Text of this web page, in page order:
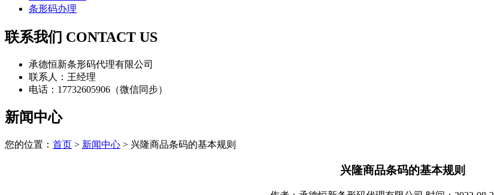
条形码办理
联系我们 CONTACT US
承德恒新条形码代理有限公司
联系人：王经理
电话：17732605906（微信同步）
新闻中心
您的位置： 首页 > 新闻中心 > 兴隆商品条码的基本规则
兴隆商品条码的基本规则